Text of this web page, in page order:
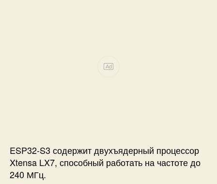
Ad
ESP32-S3 содержит двухъядерный процессор
Xtensa LX7, способный работать на частоте до
240 МГц.